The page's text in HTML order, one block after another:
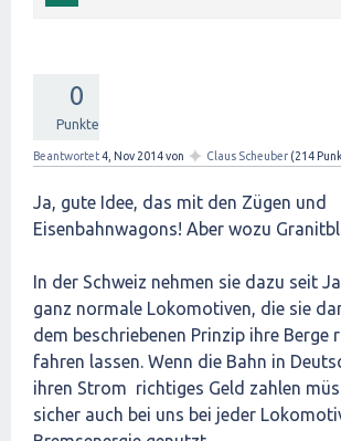
0
Punkte
Beantwortet4, Nov 2014von ✦ Claus Scheuber (214
Ja, gute Idee, das mit den Zügen und
Eisenbahnwagons! Aber wozu
In der Schweiz nehmen sie dazu seit
ganz normale Lokomotiven, die sie
dem beschriebenen Prinzip ihre Berge
fahren lassen. Wenn die Bahn in
ihren Strom richtiges Geld zahlen
sicher auch bei uns bei jeder